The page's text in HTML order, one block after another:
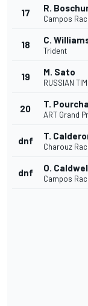
17 R.
Campos
18 C.
Trident
19 M. Sato
RUSSIAN
20 T.
ART Grand
dnf T.
Charouz
dnf O.
Campos